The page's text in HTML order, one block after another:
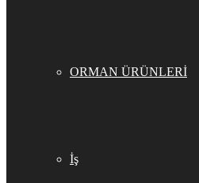
ORMAN ÜRÜNLERİ
İş